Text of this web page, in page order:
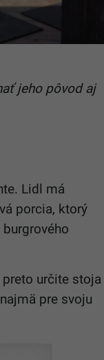
jeho pôvod aj
Lidl má
porcia, ktorý
určite stoja
pre svoju